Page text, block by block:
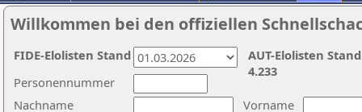
Willkommen bei den offiziellen
Nachname
Vorname
Personennummer
AUT-Elolisten
4.233
FIDE-Elolisten Stand